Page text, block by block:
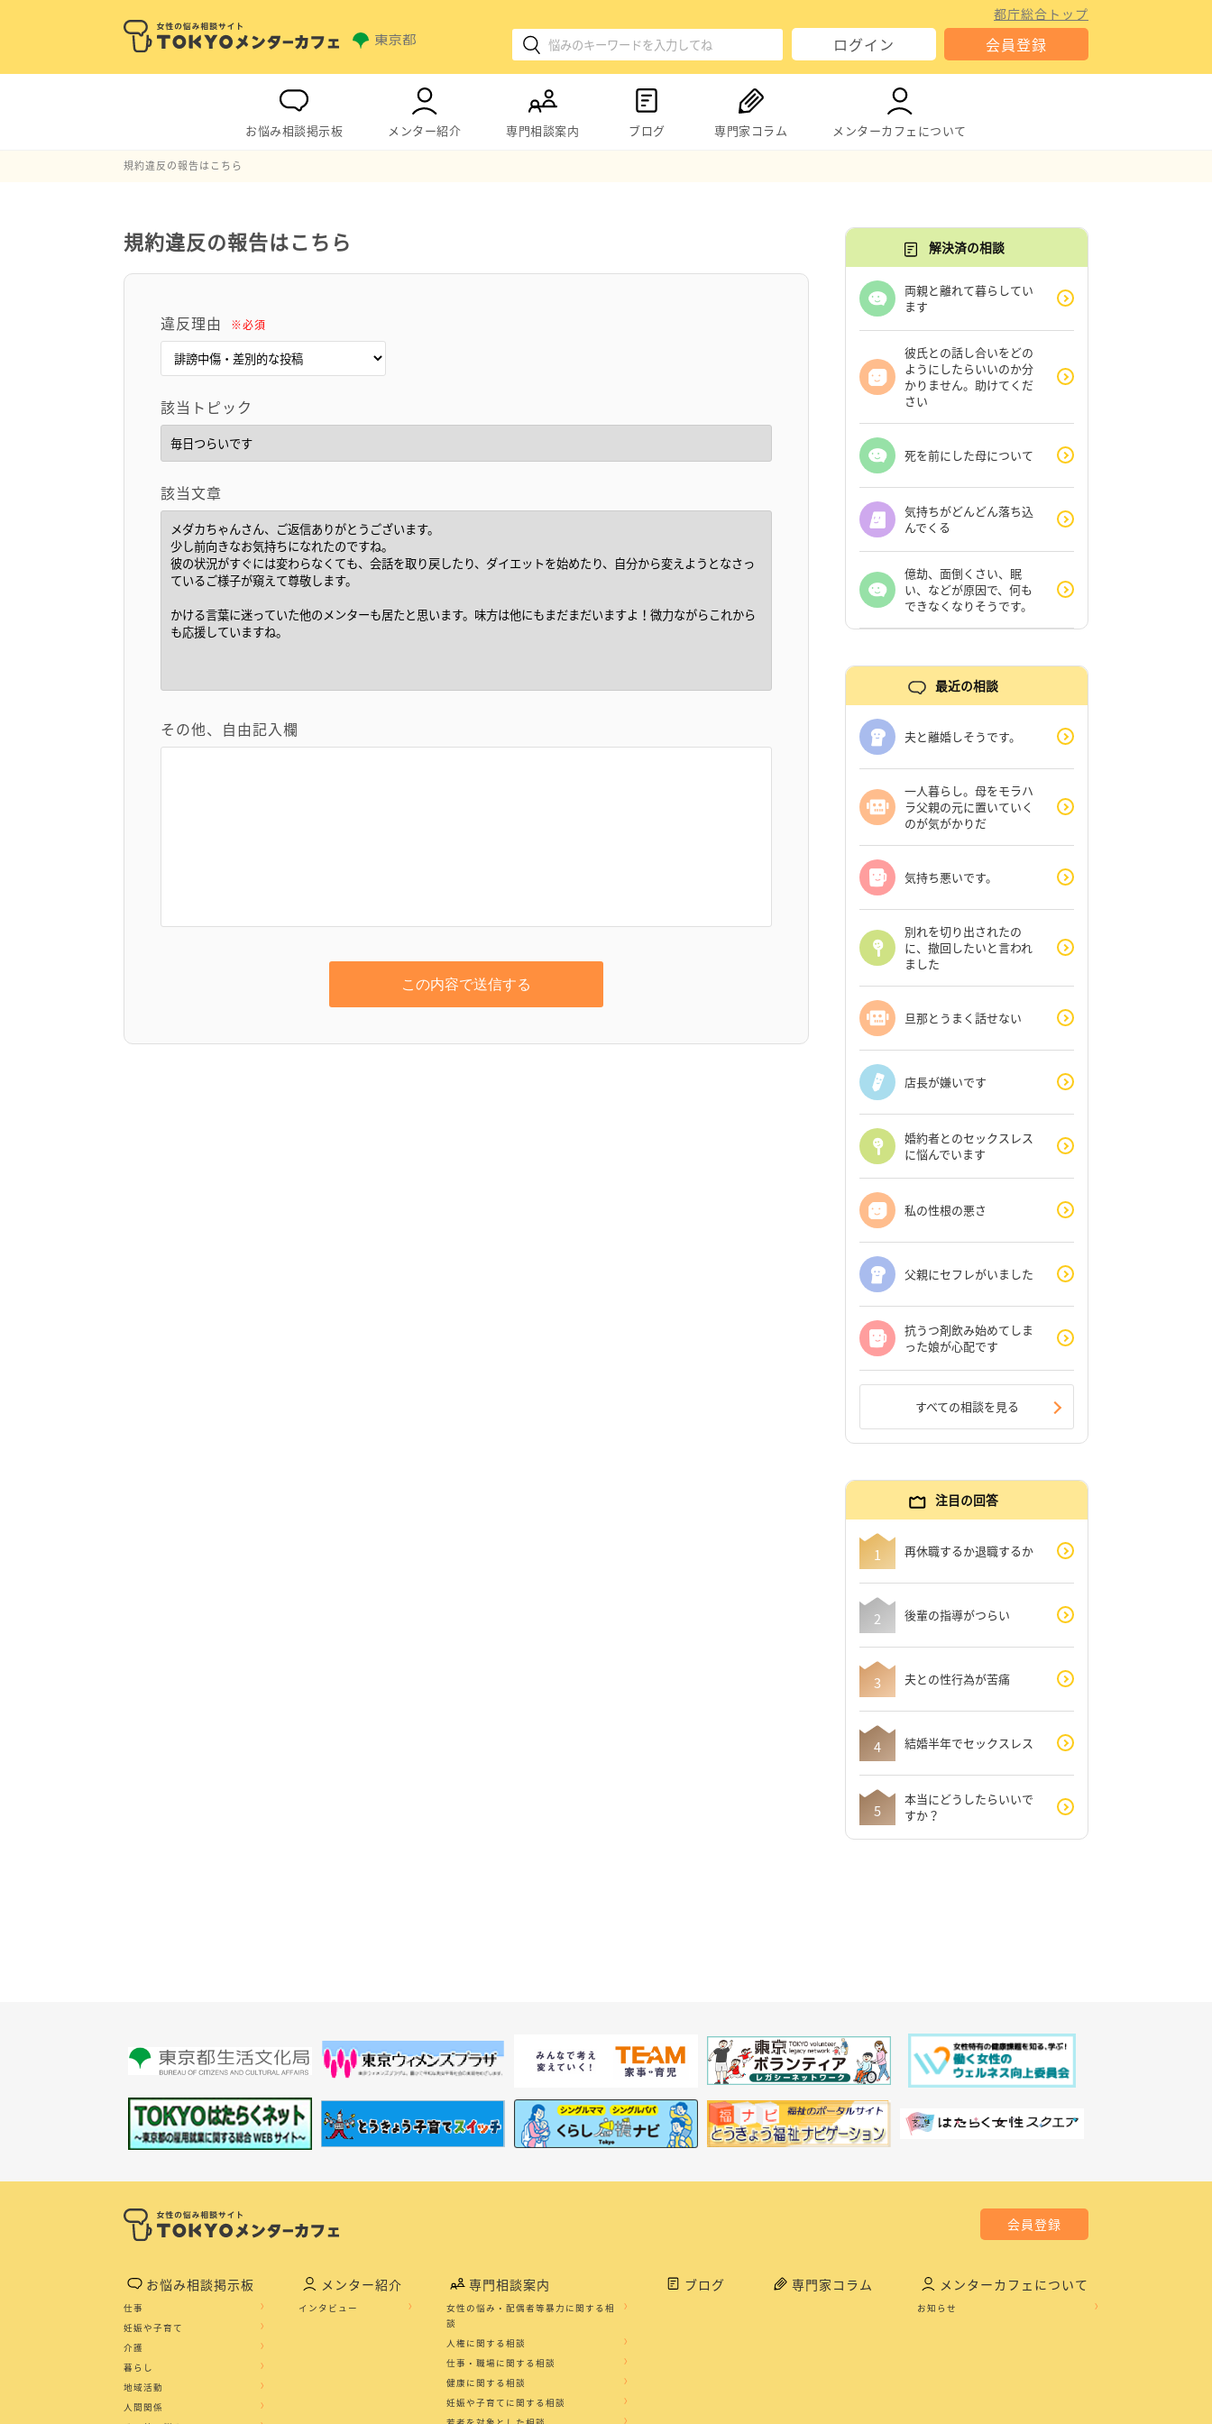
都庁総合トップ
ログイン 会員登録
お悩み相談掲示板 メンター紹介 専門相談案内 ブログ 専門家コラム メンターカフェについて
規約違反の報告はこちら
規約違反の報告はこちら
違反理由 ※必須
該当トピック
該当文章
その他、自由記入欄
この内容で送信する
解決済の相談
両親と離れて暮らしてい
ます
彼氏との話し合いをどの
ようにしたらいいのか分
かりません。助けてくだ
さい
死を前にした母について
気持ちがどんどん落ち込
んでくる
億劫、面倒くさい、眠
い、などが原因で、何も
できなくなりそうです。
最近の相談
夫と離婚しそうです。
一人暮らし。母をモラハ
ラ父親の元に置いていく
のが気がかりだ
気持ち悪いです。
別れを切り出されたの
に、撤回したいと言われ
ました
旦那とうまく話せない
店長が嫌いです
婚約者とのセックスレス
に悩んでいます
私の性根の悪さ
父親にセフレがいました
抗うつ剤飲み始めてしま
った娘が心配です
すべての相談を見る
注目の回答
再休職するか退職するか
後輩の指導がつらい
夫との性行為が苦痛
結婚半年でセックスレス
本当にどうしたらいいで
すか？
会員登録
お悩み相談掲示板
仕事
妊娠や子育て
介護
暮らし
地域活動
人間関係
メンター紹介
インタビュー
専門相談案内
女性の悩み・配偶者等暴力に関する相
談
人権に関する相談
仕事・職場に関する相談
健康に関する相談
妊娠や子育てに関する相談
ブログ 専門家コラム メンターカフェについて
お知らせ